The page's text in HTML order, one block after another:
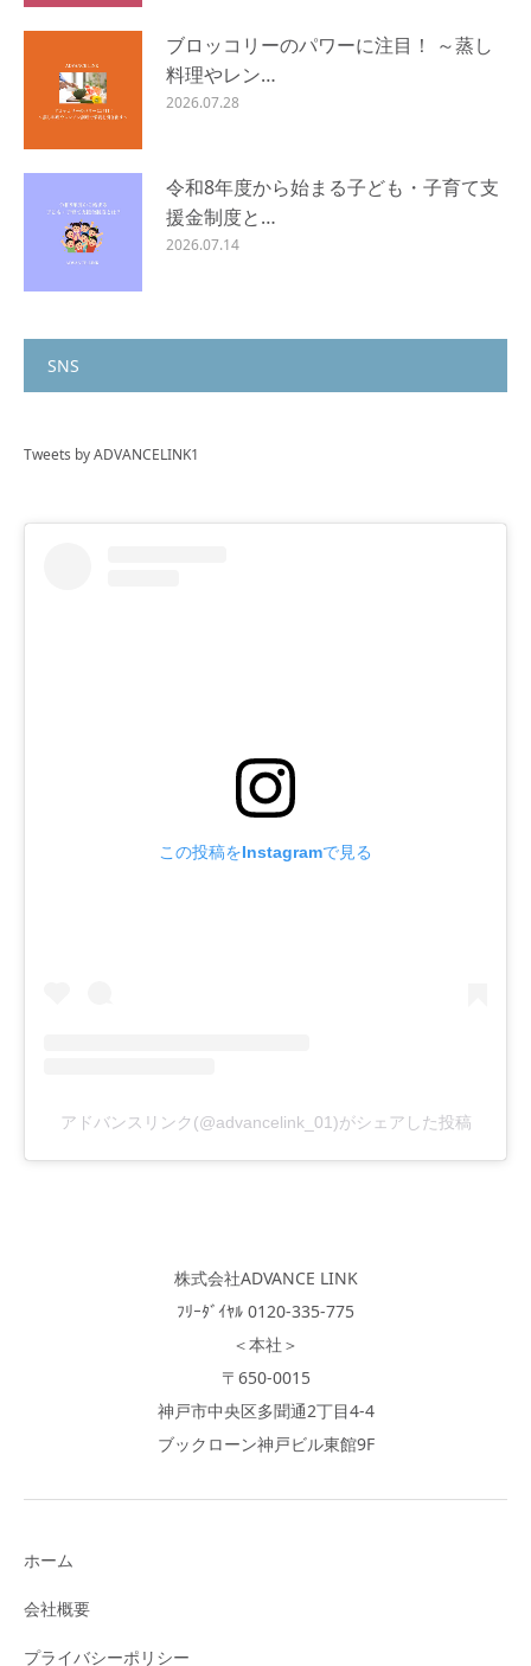
ブロッコリーのパワーに注目！ ～蒸し
料理やレン…
2026.07.28
令和8年度から始まる子ども・子育て支
援金制度と…
2026.07.14
SNS
Tweets by ADVANCELINK1
この投稿をInstagramで見る
アドバンスリンク(@advancelink_01)がシェアした投稿
株式会社ADVANCE LINK
ﾌﾘｰﾀﾞｲﾔﾙ 0120-335-775
＜本社＞
〒650-0015
神戸市中央区多聞通2丁目4-4
ブックローン神戸ビル東館9F
ホーム
会社概要
プライバシーポリシー